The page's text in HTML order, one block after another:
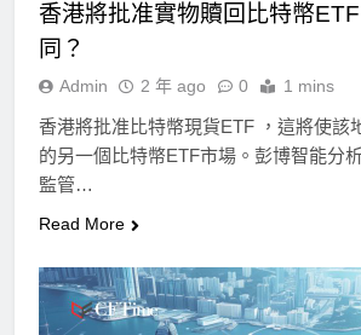
香港將批准實物贖回比特幣
同？
Admin 2 年 ago 0 1 mins
香港將批准比特幣現貨ETF ，這將使該
的另一個比特幣ETF市場。彭博智能分
監管…
Read More